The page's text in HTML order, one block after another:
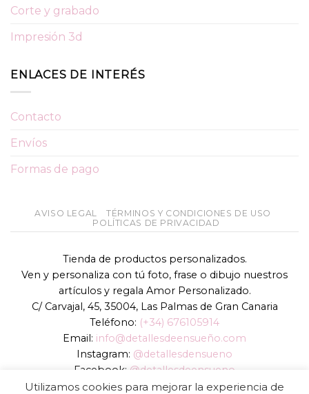
Corte y grabado
Impresión 3d
ENLACES DE INTERÉS
Contacto
Envíos
Formas de pago
AVISO LEGAL
TÉRMINOS Y CONDICIONES DE USO
POLÍTICAS DE PRIVACIDAD
Tienda de productos personalizados.
Ven y personaliza con tú foto, frase o dibujo nuestros
artículos y regala Amor Personalizado.
C/ Carvajal, 45, 35004, Las Palmas de Gran Canaria
Teléfono: (+34) 676105914
Email: info@detallesdeensueño.com
Instagram: @detallesdensueno
Facebook: @detallesdeensueno
TikTok: @detallesdensueno
Utilizamos cookies para mejorar la experiencia de